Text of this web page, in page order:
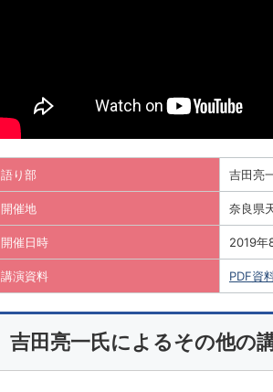
語り部 吉田亮
開催地 奈良県
開催日時 2019
講演資料 PDF資
吉田亮一氏によるその他の